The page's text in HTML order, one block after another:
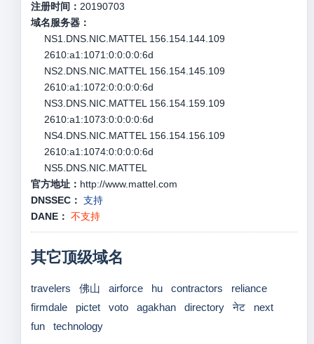
注册时间： 20190703
域名服务器：
NS1.DNS.NIC.MATTEL 156.154.144.109
2610:a1:1071:0:0:0:0:6d
NS2.DNS.NIC.MATTEL 156.154.145.109
2610:a1:1072:0:0:0:0:6d
NS3.DNS.NIC.MATTEL 156.154.159.109
2610:a1:1073:0:0:0:0:6d
NS4.DNS.NIC.MATTEL 156.154.156.109
2610:a1:1074:0:0:0:0:6d
NS5.DNS.NIC.MATTEL
官方地址： http://www.mattel.com
DNSSEC： 支持
DANE： 不支持
其它顶级域名
travelers 佛山 airforce hu contractors
reliance
firmdale
pictet voto agakhan directory नेट
next
fun
technology